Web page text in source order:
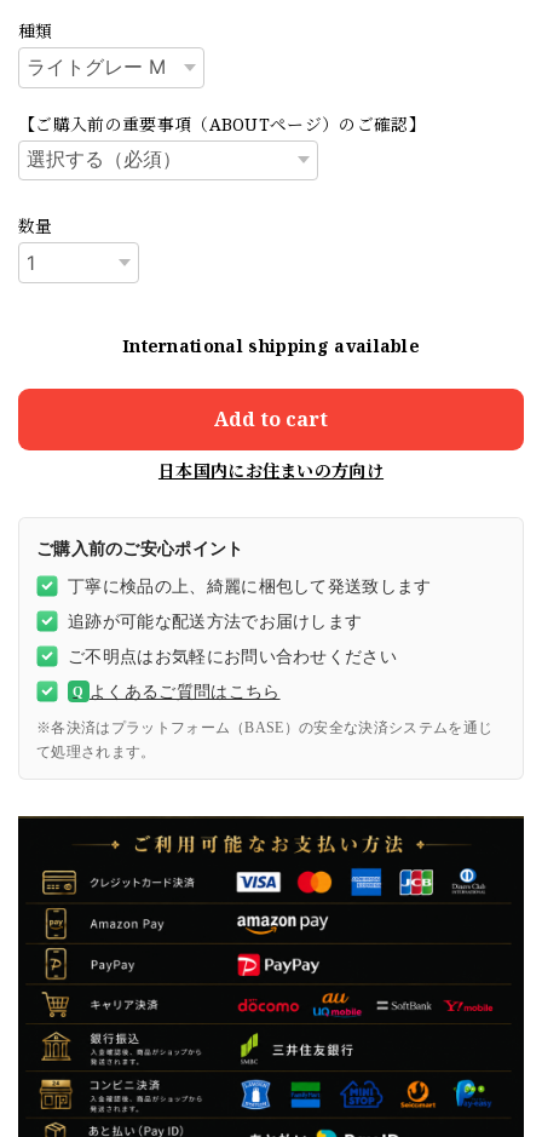
種類
【ご購入前の重要事項（ABOUTページ）のご確認】
数量
International shipping available
Add to cart
日本国内にお住まいの方向け
ご購入前のご安心ポイント
丁寧に検品の上、綺麗に梱包して発送致します
追跡が可能な配送方法でお届けします
ご不明点はお気軽にお問い合わせください
Q よくあるご質問はこちら
※各決済はプラットフォーム（BASE）の安全な決済システムを通じ
て処理されます。